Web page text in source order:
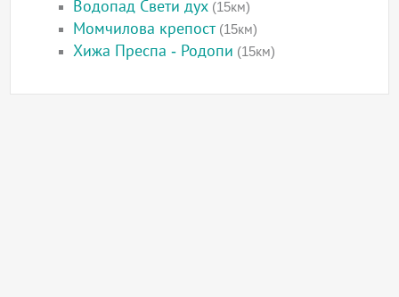
Водопад Свети дух (15км)
Момчилова крепост(15км)
Хижа Преспа - Родопи (15км)